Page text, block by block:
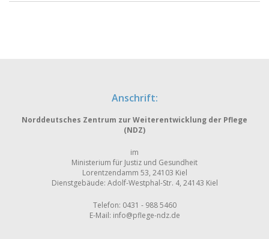
Anschrift:
Norddeutsches Zentrum zur Weiterentwicklung der Pflege
(NDZ)
im
Ministerium für Justiz und Gesundheit
Lorentzendamm 53, 24103 Kiel
Dienstgebäude: Adolf-Westphal-Str. 4, 24143 Kiel
Telefon: 0431 - 988 5460
E-Mail: info@pflege-ndz.de